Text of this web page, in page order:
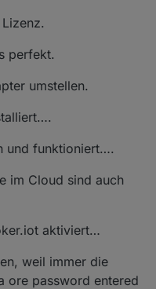
perfekt.
umstellen.
und funktioniert….
im Cloud sind auch
aktiviert…
weil immer die
ore password entered